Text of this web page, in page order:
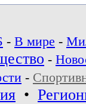
- В мире -
-
-
•